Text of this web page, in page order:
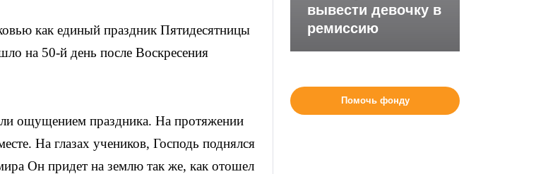
как единый праздник Пятидесятницы
на 50-й день после Воскресения
ощущением праздника. На протяжении
На глазах учеников, Господь поднялся
Он придет на землю так же, как отошел
вывести девочку в
ремиссию
Помочь фонду